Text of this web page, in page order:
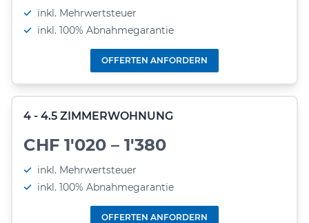
inkl. Mehrwertsteuer
inkl. 100% Abnahmegarantie
OFFERTEN ANFORDERN
4 - 4.5 ZIMMERWOHNUNG
CHF 1'020 – 1'380
inkl. Mehrwertsteuer
inkl. 100% Abnahmegarantie
OFFERTEN ANFORDERN